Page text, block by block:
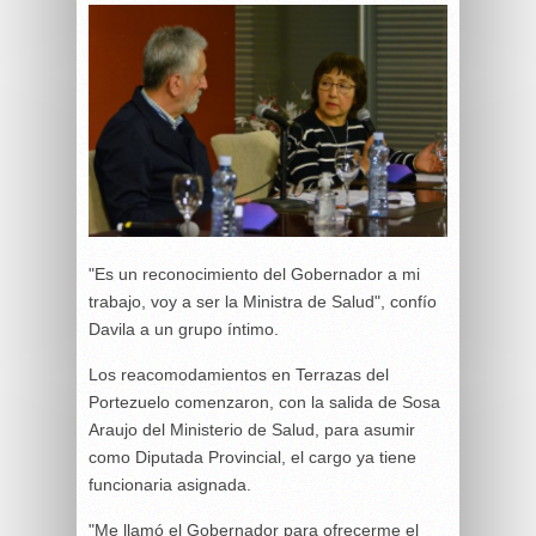
"Es un reconocimiento del Gobernador a mi
trabajo, voy a ser la Ministra de Salud", confío
Davila a un grupo íntimo.
Los reacomodamientos en Terrazas del
Portezuelo comenzaron, con la salida de Sosa
Araujo del Ministerio de Salud, para asumir
como Diputada Provincial, el cargo ya tiene
funcionaria asignada.
"Me llamó el Gobernador para ofrecerme el